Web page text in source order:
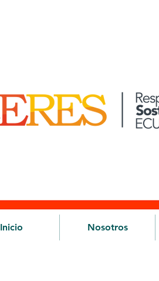
Inicio Nosotros